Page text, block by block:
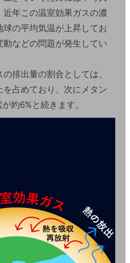
年この温室効果ガスの濃
球の平均気温が上昇してお
動などの問題が発生してい
排出量の割合としては、
を占めており、次にメタン
約6%と続きます。